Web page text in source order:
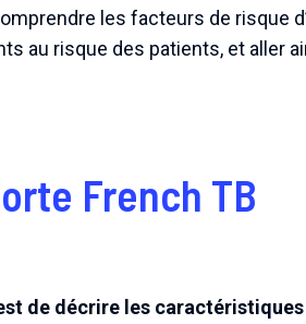
les facteurs de risque
au risque des patients, et aller
French TB
de décrire les